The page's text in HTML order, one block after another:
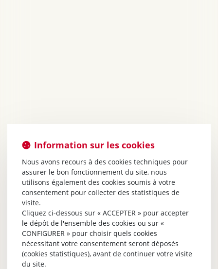
Information sur les cookies
Nous avons recours à des cookies techniques pour
assurer le bon fonctionnement du site, nous
utilisons également des cookies soumis à votre
consentement pour collecter des statistiques de
visite.
Cliquez ci-dessous sur « ACCEPTER » pour accepter
le dépôt de l'ensemble des cookies ou sur «
CONFIGURER » pour choisir quels cookies
nécessitant votre consentement seront déposés
(cookies statistiques), avant de continuer votre visite
du site.